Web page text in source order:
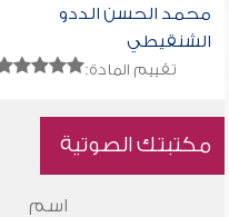
محمد الحسن الددو
الشنقيطي
تقييم المادة:
مكتبتك الصوتية
اسم